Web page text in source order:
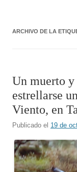
ARCHIVO DE LA
Un muerto
estrellarse
Viento, en
Publicado el 19 de